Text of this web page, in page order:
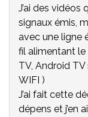
J’ai des
signaux émis,
avec une ligne
fil alimentant le
TV, Android
WIFI )
J’ai fait cette
dépens et j’en